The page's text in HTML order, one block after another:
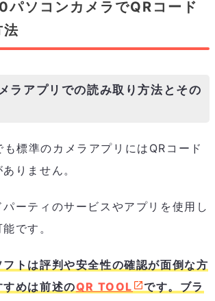
ソコンカメラでQRコード
法
アプリでの読み取り方法とその
標準のカメラアプリにはQRコード
りません。
パーティのサービスやアプリを使用し
です。
トは評判や安全性の確認が面倒な方
めは前述のQR TOOL です。 ブラ